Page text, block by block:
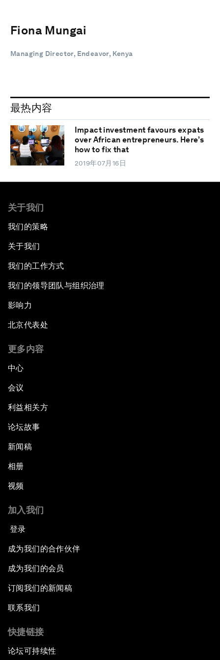
Fiona Mungai
Managing Director, Endeavor, Kenya
最热内容
Impact investment favours expats
over African entrepreneurs. Here’s
how to fix that
2019年07月16日
关于我们
我们的策略
关于我们
我们的工作方式
我们的领导团队与组织治理
影响力
北京代表处
更多内容
中心
会议
利益相关方
论坛故事
新闻稿
相册
视频
加入我们
登录
成为我们的合作伙伴
成为我们的会员
订阅我们的新闻稿
联系我们
快捷链接
论坛可持续性